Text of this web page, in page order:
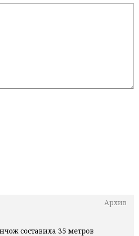
Архив
составила 35 метров